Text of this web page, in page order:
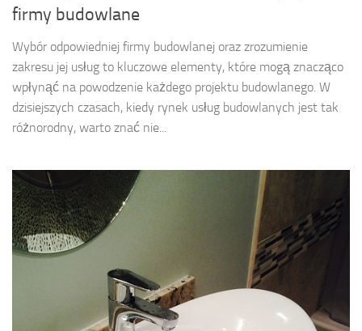
firmy budowlane
Wybór odpowiedniej firmy budowlanej oraz zrozumienie
zakresu jej usług to kluczowe elementy, które mogą znacząco
wpłynąć na powodzenie każdego projektu budowlanego. W
dzisiejszych czasach, kiedy rynek usług budowlanych jest tak
różnorodny, warto znać nie...